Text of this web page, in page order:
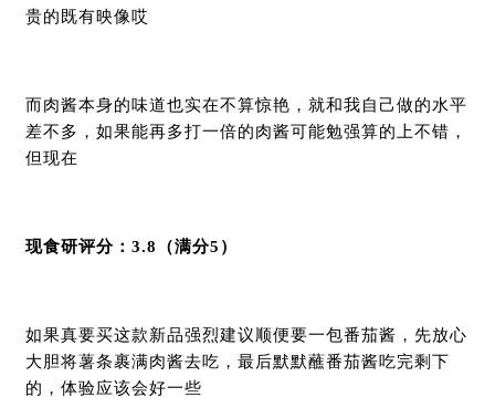
贵的既有映像哎
而肉酱本身的味道也实在不算惊艳，就和我自己做的水平
差不多，如果能再多打一倍的肉酱可能勉强算的上不错，
但现在
现食研评分：3.8（满分5）
如果真要买这款新品强烈建议顺便要一包番茄酱，先放心
大胆将薯条裹满肉酱去吃，最后默默蘸番茄酱吃完剩下
的，体验应该会好一些